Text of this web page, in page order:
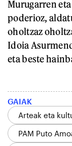
Murugarren
poderioz,
oholtzaz
Idoia
eta beste
GAIAK
Arteak eta
PAM Puto